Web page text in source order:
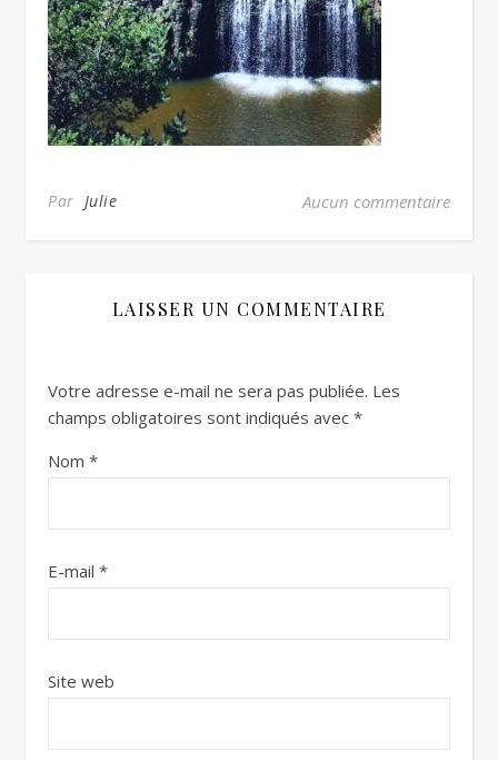
Par Julie Aucun commentaire
LAISSER UN COMMENTAIRE
Votre adresse e-mail ne sera pas publiée. Les
champs obligatoires sont indiqués avec *
Nom *
E-mail *
Site web